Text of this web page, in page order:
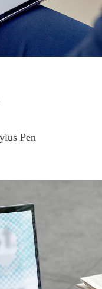
Pen